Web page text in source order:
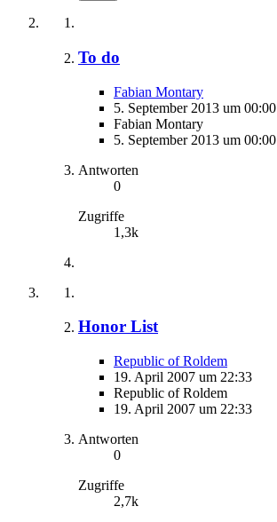
To do
Fabian Montary
5. September 2013 um 00:00
Fabian Montary
5. September 2013 um 00:00
Antworten
0
Zugriffe
1,3k
Honor List
Republic of Roldem
19. April 2007 um 22:33
Republic of Roldem
19. April 2007 um 22:33
Antworten
0
Zugriffe
2,7k